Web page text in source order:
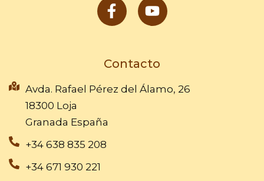
a
b
o
o
u
e
Contacto
Avda. Rafael Pérez del Álamo, 26
18300 Loja
Granada España
+34 638 835 208
+34 671 930 221